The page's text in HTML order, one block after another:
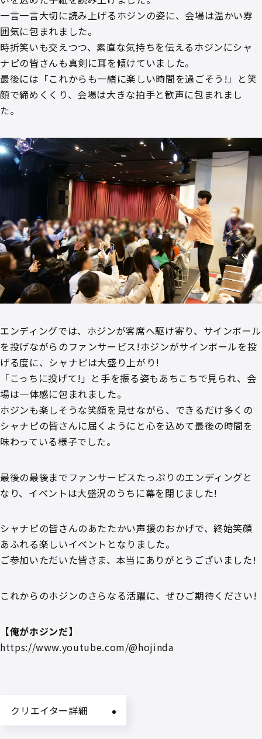
一言一言大切に読み上げるホジンの姿に、会場は温かい雰
囲気に包まれました。
時折笑いも交えつつ、素直な気持ちを伝えるホジンにシャ
ナピの皆さんも真剣に耳を傾けていました。
最後には「これからも一緒に楽しい時間を過ごそう!」と笑
顔で締めくくり、会場は大きな拍手と歓声に包まれまし
た。
エンディングでは、ホジンが客席へ駆け寄り、サインボール
を投げながらのファンサービス!ホジンがサインボールを投
げる度に、シャナピは大盛り上がり!
「こっちに投げて!」と手を振る姿もあちこちで見られ、会
場は一体感に包まれました。
ホジンも楽しそうな笑顔を見せながら、できるだけ多くの
シャナピの皆さんに届くようにと心を込めて最後の時間を
味わっている様子でした。
最後の最後までファンサービスたっぷりのエンディングと
なり、イベントは大盛況のうちに幕を閉じました!
シャナピの皆さんのあたたかい声援のおかげで、終始笑顔
あふれる楽しいイベントとなりました。
ご参加いただいた皆さま、本当にありがとうございました!
これからのホジンのさらなる活躍に、ぜひご期待ください!
【俺がホジンだ】
https://www.youtube.com/@hojinda
クリエイター詳細